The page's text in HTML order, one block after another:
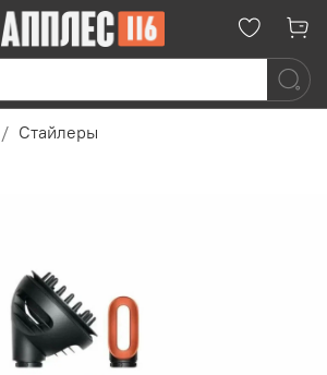
Стайлеры